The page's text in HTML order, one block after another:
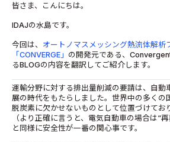
皆さま、こんにちは。
IDAJの水島です。
今回は、 オートノマスメッシング熱流体解析
「CONVERGE」 の開発元である、
るBLOGの内容を翻訳してご紹介します。
運輸分野に対する排出量削減の要請は、自動
展の時代をもたらしました。世界中の多くの
脱炭素に欠かせないものとして位置づけてお
（より正確に言うと、電気自動車の場合は“
と同様に安全性が一番の関心事です。